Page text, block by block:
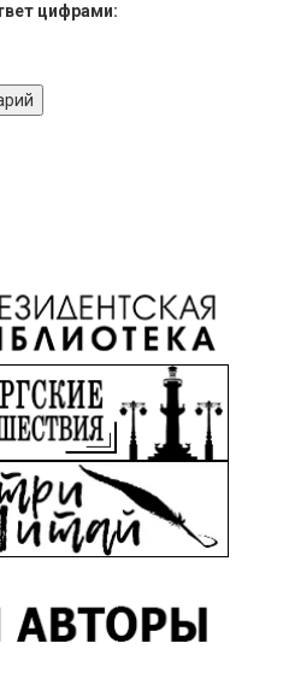
цифрами: